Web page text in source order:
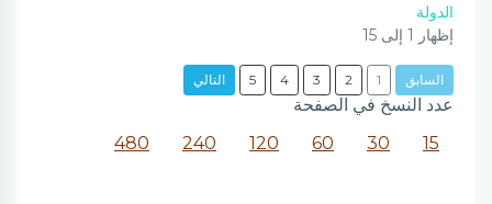
الدولة
إظهار 1 إلى 15
السابق 1
2
3
4
5 التالي
عدد النسخ في الصفحة
15
30
60
120
240
480